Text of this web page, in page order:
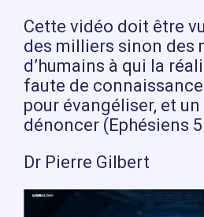
Cette vidéo doit être
des milliers sinon des
d’humains à qui la
faute de
pour évangéliser, et
dénoncer (Ephésiens 5
Dr Pierre Gilbert